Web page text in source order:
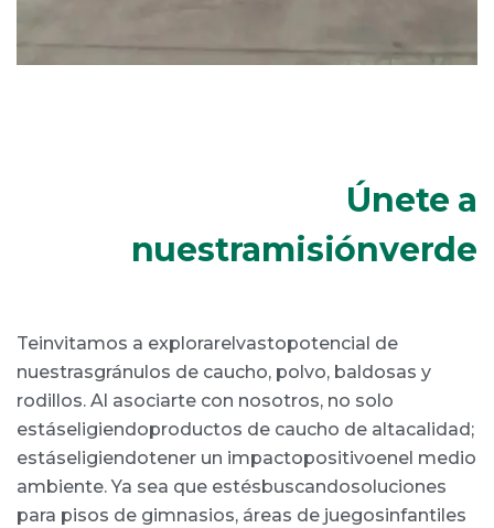
Únete a
nuestramisiónverde
Teinvitamos a explorarelvastopotencial de
nuestrasgránulos de caucho, polvo, baldosas y
rodillos. Al asociarte con nosotros, no solo
estáseligiendoproductos de caucho de altacalidad;
estáseligiendotener un impactopositivoenel medio
ambiente. Ya sea que estésbuscandosoluciones
para pisos de gimnasios, áreas de juegosinfantiles